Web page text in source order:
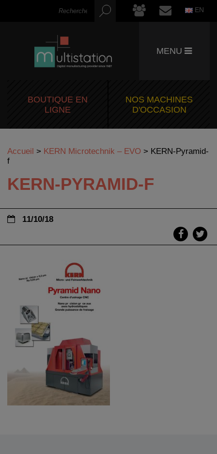
EN
MENU
BOUTIQUE EN
LIGNE
NOS MACHINES
D'OCCASION
Accueil > KERN Microtechnik – EVO > KERN-Pyramid-
f
KERN-PYRAMID-F
11/10/18